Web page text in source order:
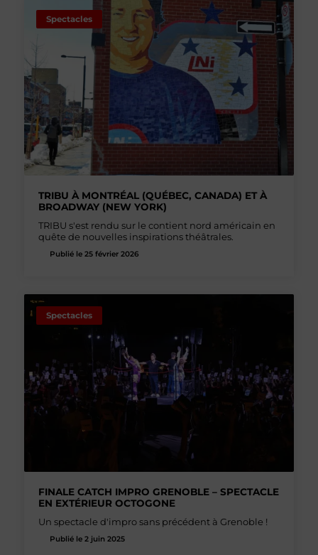
Spectacles
TRIBU À MONTRÉAL (QUÉBEC, CANADA) ET À
BROADWAY (NEW YORK)
TRIBU s'est rendu sur le contient nord américain en
quête de nouvelles inspirations théâtrales.
Publié le 25 février 2026
Spectacles
FINALE CATCH IMPRO GRENOBLE – SPECTACLE
EN EXTÉRIEUR OCTOGONE
Un spectacle d'impro sans précédent à Grenoble !
Publié le 2 juin 2025